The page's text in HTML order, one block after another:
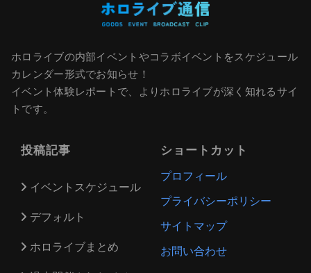
ホロライブの内部イベントやコラボイベントをスケジュール
カレンダー形式でお知らせ！
イベント体験レポートで、よりホロライブが深く知れるサイ
トです。
投稿記事
イベントスケジュール
デフォルト
ホロライブまとめ
ショートカット
プロフィール
プライバシーポリシー
サイトマップ
お問い合わせ